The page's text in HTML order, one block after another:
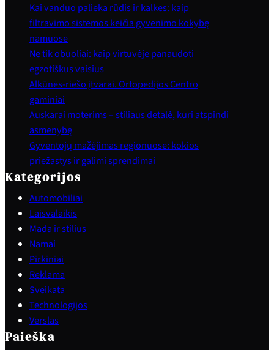
Kai vanduo palieka rūdis ir kalkes: kaip
filtravimo sistemos keičia gyvenimo kokybę
namuose
Ne tik obuoliai: kaip virtuvėje panaudoti
egzotiškus vaisius
Alkūnės-riešo įtvarai. Ortopedijos Centro
gaminiai
Auskarai moterims – stiliaus detalė, kuri atspindi
asmenybę
Gyventojų mažėjimas regionuose: kokios
priežastys ir galimi sprendimai
Kategorijos
Automobiliai
Laisvalaikis
Mada ir stilius
Namai
Pirkiniai
Reklama
Sveikata
Technologijos
Verslas
Paieška
e
a